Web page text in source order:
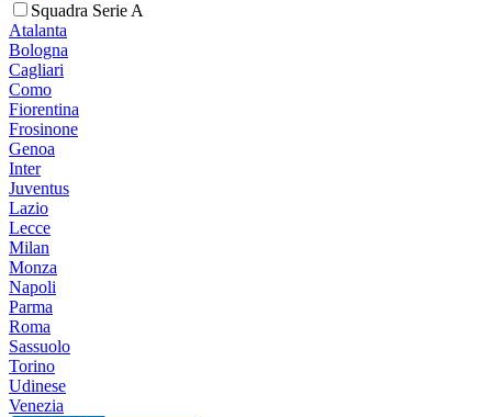
Squadra Serie A
Atalanta
Bologna
Cagliari
Como
Fiorentina
Frosinone
Genoa
Inter
Juventus
Lazio
Lecce
Milan
Monza
Napoli
Parma
Roma
Sassuolo
Torino
Udinese
Venezia